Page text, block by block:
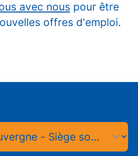
avec nous pour être
offres d'emploi.